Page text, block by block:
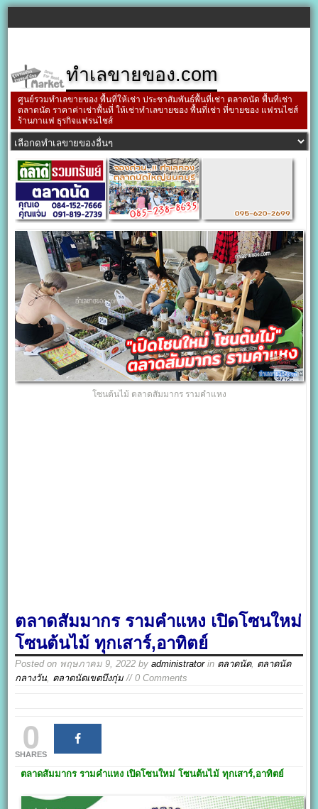
ทำเลขายของ.com
ศูนย์รวมทำเลขายของ พื้นที่ให้เช่า ประชาสัมพันธ์พื้นที่เช่า ตลาดนัด พื้นที่เช่า
ตลาดนัด ราคาค่าเช่าพื้นที่ ให้เช่าทำเลขายของ พื้นที่เช่า ที่ขายของ แฟรนไชส์
ร้านกาแฟ ธุรกิจแฟรนไชส์
โซนต้นไม้ ตลาดสัมมากร รามคำแหง
ตลาดสัมมากร รามคำแหง เปิดโซนใหม่
โซนต้นไม้ ทุกเสาร์,อาทิตย์
Posted on พฤษภาคม 9, 2022 byadministratorin ตลาดนัด, ตลาดนัด
กลางวัน, ตลาดนัดเขตบึงกุ่ม // 0 Comments
0
SHARES
ตลาดสัมมากร รามคำแหง เปิดโซนใหม่ โซนต้นไม้ ทุกเสาร์,อาทิตย์